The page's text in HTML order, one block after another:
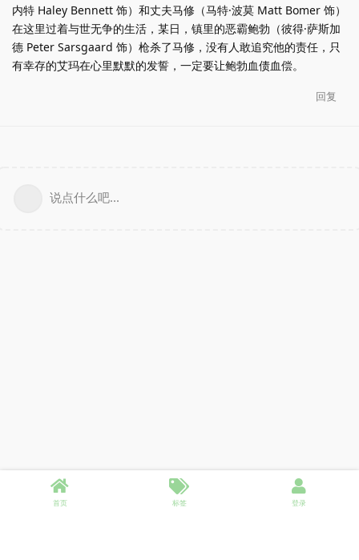
内特 Haley Bennett 饰）和丈夫马修（马特·波莫 Matt Bomer 饰）
在这里过着与世无争的生活，某日，镇里的恶霸鲍勃（彼得·萨斯加
德 Peter Sarsgaard 饰）枪杀了马修，没有人敢追究他的责任，只
有幸存的艾玛在心里默默的发誓，一定要让鲍勃血债血偿。
回复
说点什么吧...
首页 标签 登录